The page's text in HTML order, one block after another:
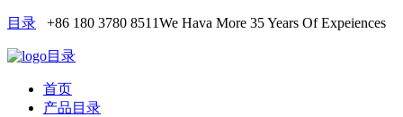
目录 +86 180 3780 8511We Hava More 35 Years Of Expeiences
目录
首页
产品目录